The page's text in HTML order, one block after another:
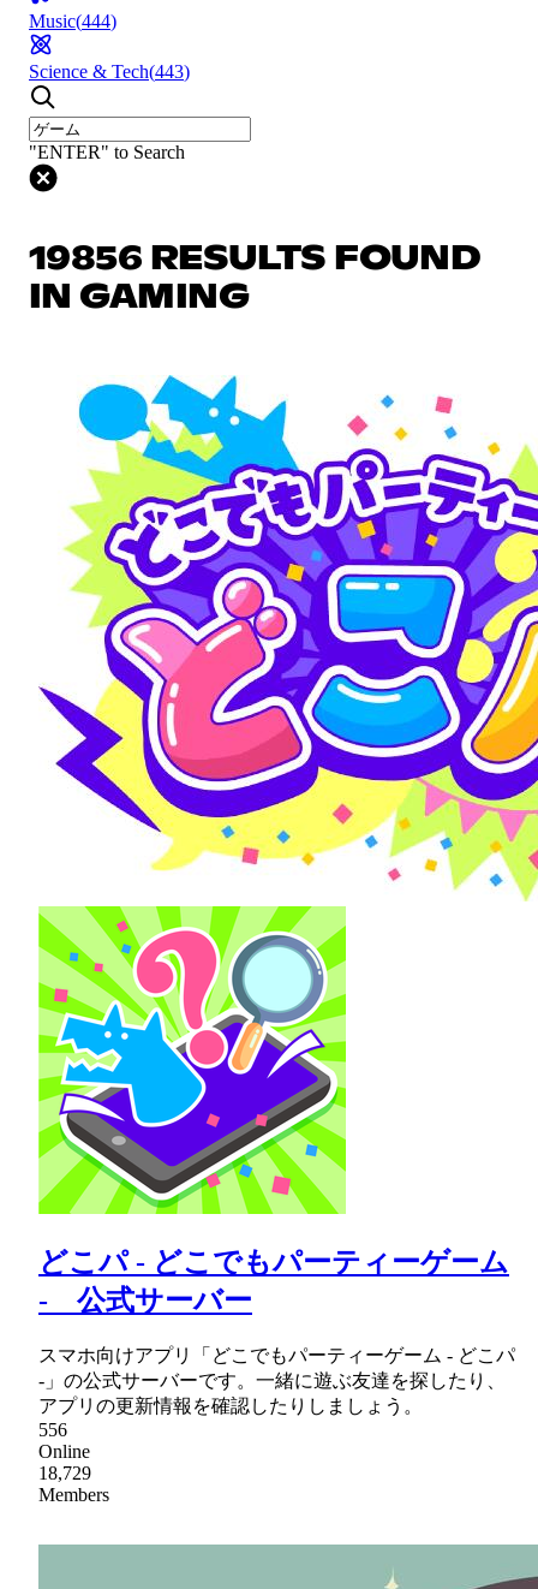
Music(444)
Science & Tech(443)
"ENTER" to Search
19856 RESULTS FOUND
IN GAMING
どこパ - どこでもパーティーゲーム
- 公式サーバー
スマホ向けアプリ「どこでもパーティーゲーム - どこパ
-」の公式サーバーです。一緒に遊ぶ友達を探したり、
アプリの更新情報を確認したりしましょう。
556
Online
18,729
Members